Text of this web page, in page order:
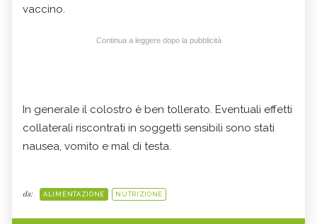
vaccino.
Continua a leggere dopo la pubblicità
In generale il colostro è ben tollerato. Eventuali effetti
collaterali riscontrati in soggetti sensibili sono stati
nausea, vomito e mal di testa.
da: ALIMENTAZIONE NUTRIZIONE